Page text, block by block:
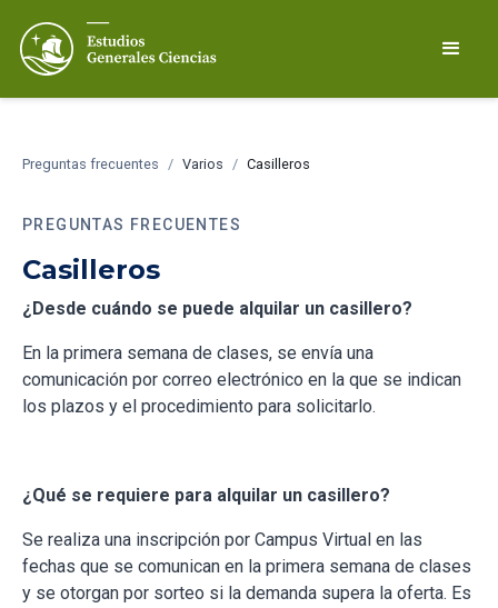
Preguntas frecuentes / Varios / Casilleros
PREGUNTAS FRECUENTES
Casilleros
¿Desde cuándo se puede alquilar un casillero?
En la primera semana de clases, se envía una
comunicación por correo electrónico en la que se indican
los plazos y el procedimiento para solicitarlo.
¿Qué se requiere para alquilar un casillero?
Se realiza una inscripción por Campus Virtual en las
fechas que se comunican en la primera semana de clases
y se otorgan por sorteo si la demanda supera la oferta. Es